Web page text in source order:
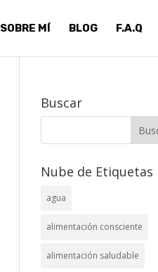
SOBRE MÍ BLOG F.A.Q
Buscar
Nube de Etiquetas
agua
alimentación consciente
alimentación saludable